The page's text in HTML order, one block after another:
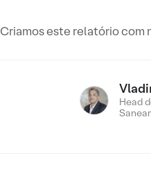
Criamos este relatório com
Head